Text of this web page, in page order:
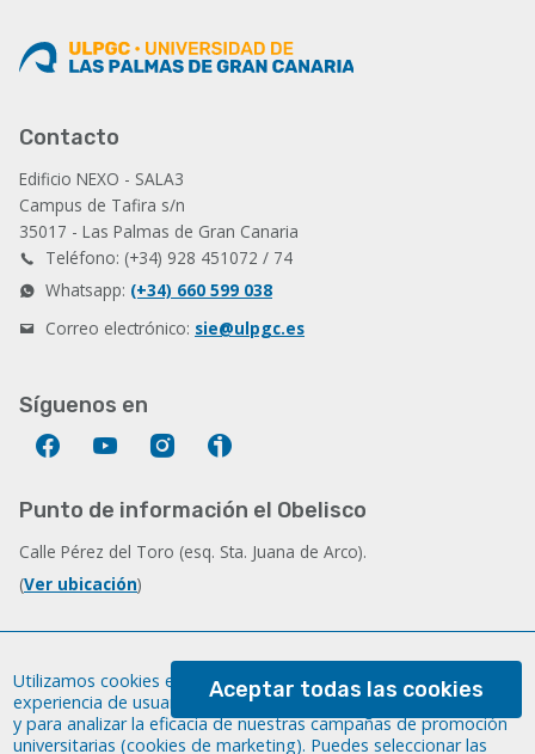
Contacto
Edificio NEXO - SALA3
Campus de Tafira s/n
35017 - Las Palmas de Gran Canaria
Teléfono: (+34) 928 451072 / 74
Whatsapp: (+34) 660 599 038
Correo electrónico: sie@ulpgc.es
Síguenos en
FacebookYouTube Instagram
Punto de información el Obelisco
Calle Pérez del Toro (esq. Sta. Juana de Arco).
(Ver ubicación)
Información sobre la web
Aviso legal
Política privacidad
Utilizamos cookies en este sitio web para mejorar tu
experiencia de usuario (cookies esenciales), con fines analíticos
y para analizar la eficacia de nuestras campañas de promoción
universitarias (cookies de marketing). Puedes seleccionar las
Aceptar todas las cookies